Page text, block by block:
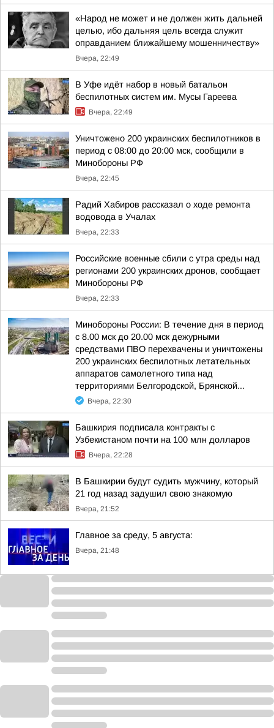
«Народ не может и не должен жить дальней
целью, ибо дальняя цель всегда служит
оправданием ближайшему мошенничеству»
Вчера, 22:49
В Уфе идёт набор в новый батальон
беспилотных систем им. Мусы Гареева
Вчера, 22:49
Уничтожено 200 украинских беспилотников в
период с 08:00 до 20:00 мск, сообщили в
Минобороны РФ
Вчера, 22:45
Радий Хабиров рассказал о ходе ремонта
водовода в Учалах
Вчера, 22:33
Российские военные сбили с утра среды над
регионами 200 украинских дронов, сообщает
Минобороны РФ
Вчера, 22:33
Минобороны России: В течение дня в период
с 8.00 мск до 20.00 мск дежурными
средствами ПВО перехвачены и уничтожены
200 украинских беспилотных летательных
аппаратов самолетного типа над
территориями Белгородской, Брянской...
Вчера, 22:30
Башкирия подписала контракты с
Узбекистаном почти на 100 млн долларов
Вчера, 22:28
В Башкирии будут судить мужчину, который
21 год назад задушил свою знакомую
Вчера, 21:52
Главное за среду, 5 августа:
Вчера, 21:48